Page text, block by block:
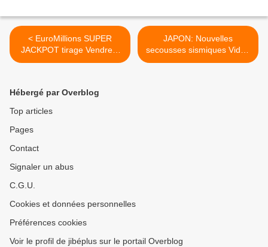
< EuroMillions SUPER
JACKPOT tirage Vendredi
11 MARS 2011, 80 millions
JAPON: Nouvelles
secousses sismiques Vidéo
>
Hébergé par Overblog
Top articles
Pages
Contact
Signaler un abus
C.G.U.
Cookies et données personnelles
Préférences cookies
Voir le profil de jibéplus sur le portail Overblog